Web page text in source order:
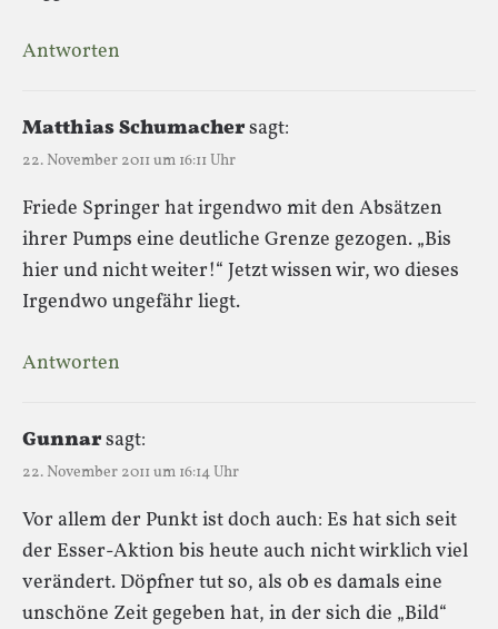
Antworten
Matthias Schumachersagt:
22. November 2011 um 16:11 Uhr
Friede Springer hat irgendwo mit den Absätzen
ihrer Pumps eine deutliche Grenze gezogen. „Bis
hier und nicht weiter!“ Jetzt wissen wir, wo dieses
Irgendwo ungefähr liegt.
Antworten
Gunnarsagt:
22. November 2011 um 16:14 Uhr
Vor allem der Punkt ist doch auch: Es hat sich seit
der Esser-Aktion bis heute auch nicht wirklich viel
verändert. Döpfner tut so, als ob es damals eine
unschöne Zeit gegeben hat, in der sich die „Bild“